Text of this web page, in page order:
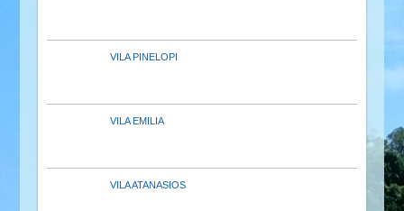
VILA PINELOPI
VILA EMILIA
VILA ATANASIOS